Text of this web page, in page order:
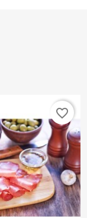
favorite_border